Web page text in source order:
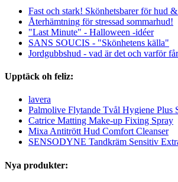
Fast och stark! Skönhetsbarer för hud
Återhämtning för stressad sommarhud!
"Last Minute" - Halloween -idéer
SANS SOUCIS - "Skönhetens källa"
Jordgubbshud - vad är det och varför
Upptäck oh feliz:
lavera
Palmolive Flytande Tvål Hygiene Plus
Catrice Matting Make-up Fixing Spray
Mixa Antitrött Hud Comfort Cleanser
SENSODYNE Tandkräm Sensitiv
Nya produkter: